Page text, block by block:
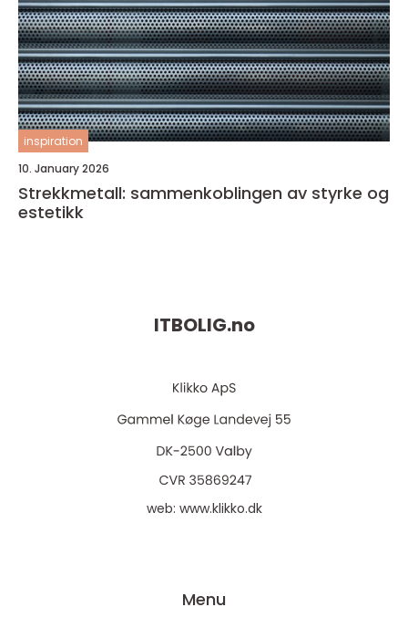
inspiration
10. January 2026
Strekkmetall: sammenkoblingen av styrke og
estetikk
ITBOLIG.no
web: www.klikko.dk
Menu